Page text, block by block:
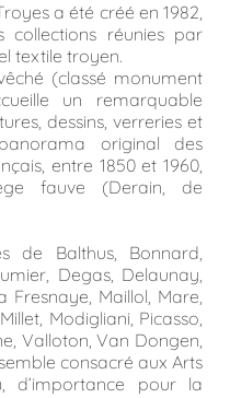
a été créé en 1982,
réunies par
textile troyen.
(classé monument
un remarquable
dessins, verreries et
original des
entre 1850 et 1960,
fauve (Derain, de
de Balthus, Bonnard,
Degas, Delaunay,
Fresnaye, Maillol, Mare,
Modigliani, Picasso,
Valloton, Van Dongen,
consacré aux Arts
d’importance pour la